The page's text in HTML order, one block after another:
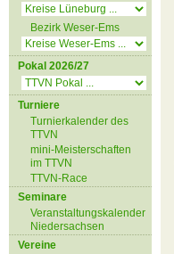
Bezirk Weser-Ems
Pokal 2026/27
Turniere
Turnierkalender des
TTVN
mini-Meisterschaften
im TTVN
TTVN-Race
Seminare
Veranstaltungskalender
Niedersachsen
Vereine